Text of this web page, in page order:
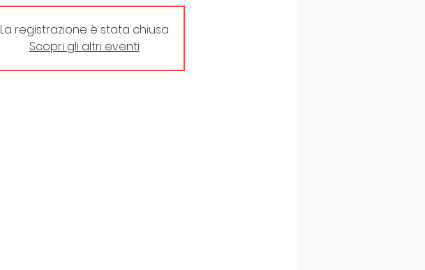
La registrazione è stata chiusa
Scopri gli altri eventi